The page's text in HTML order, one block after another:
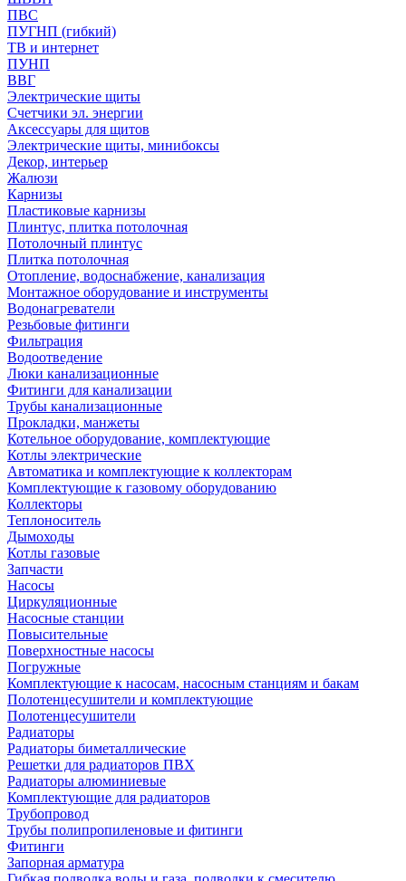
ПВС
ПУГНП (гибкий)
ТВ и интернет
ПУНП
ВВГ
Электрические щиты
Счетчики эл. энергии
Аксессуары для щитов
Электрические щиты, минибоксы
Декор, интерьер
Жалюзи
Карнизы
Пластиковые карнизы
Плинтус, плитка потолочная
Потолочный плинтус
Плитка потолочная
Отопление, водоснабжение, канализация
Монтажное оборудование и инструменты
Водонагреватели
Резьбовые фитинги
Фильтрация
Водоотведение
Люки канализационные
Фитинги для канализации
Трубы канализационные
Прокладки, манжеты
Котельное оборудование, комплектующие
Котлы электрические
Автоматика и комплектующие к коллекторам
Комплектующие к газовому оборудованию
Коллекторы
Теплоноситель
Дымоходы
Котлы газовые
Запчасти
Насосы
Циркуляционные
Насосные станции
Повысительные
Поверхностные насосы
Погружные
Комплектующие к насосам, насосным станциям и бакам
Полотенцесушители и комплектующие
Полотенцесушители
Радиаторы
Радиаторы биметаллические
Решетки для радиаторов ПВХ
Радиаторы алюминиевые
Комплектующие для радиаторов
Трубопровод
Трубы полипропиленовые и фитинги
Фитинги
Запорная арматура